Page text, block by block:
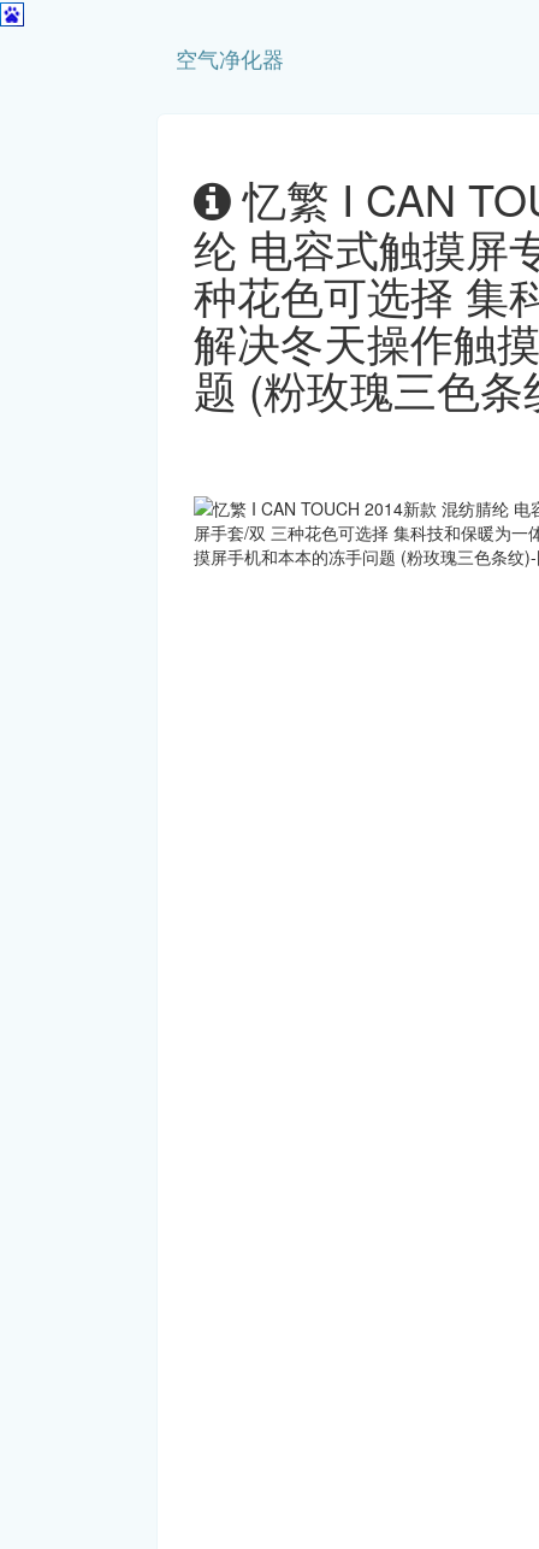
空气净化器
忆繁 I CAN
纶 电容式触摸屏
种花色可选择 集
解决冬天操作触
题 (粉玫瑰三色条